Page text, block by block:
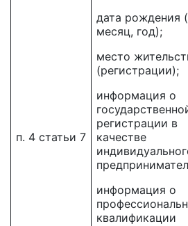
п. 4 статьи 7
дата рождения
месяц, год);
место
(регистрации);
информация о
регистрации в
качестве
информация о
квалификации